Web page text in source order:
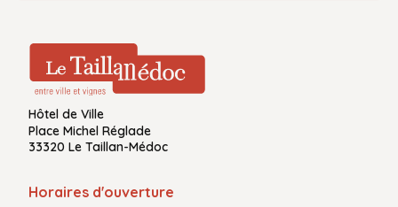
Hôtel de Ville
Place Michel Réglade
33320 Le Taillan-Médoc
Horaires d'ouverture